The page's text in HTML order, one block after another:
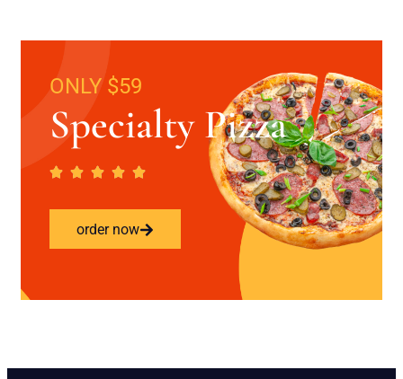
ONLY $59
Specialty Pizza
order now